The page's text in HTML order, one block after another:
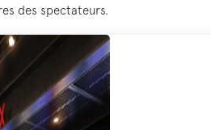
des spectateurs.